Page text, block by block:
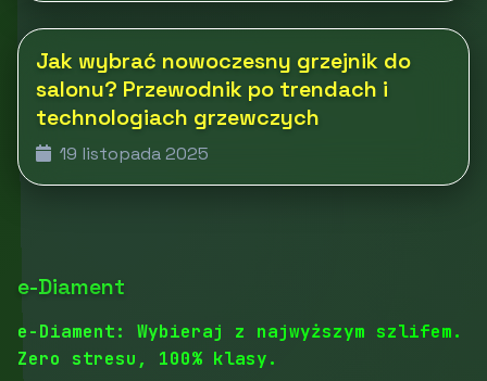
Jak wybrać nowoczesny grzejnik do
salonu? Przewodnik po trendach i
technologiach grzewczych
19 listopada 2025
e-Diament
e-Diament: Wybieraj z najwyższym szlifem.
Zero stresu, 100% klasy.